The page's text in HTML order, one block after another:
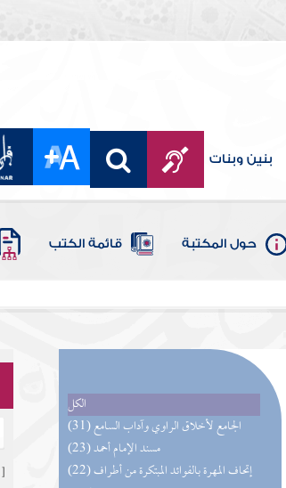
بنين وبنات
حول المكتبة قائمة الكتب
الكل
(31) الجامع لأخلاق الراوي وآداب السامع
(23) مسند الإمام أحمد
(22) إتحاف المهرة بالفوائد المبتكرة من أطراف